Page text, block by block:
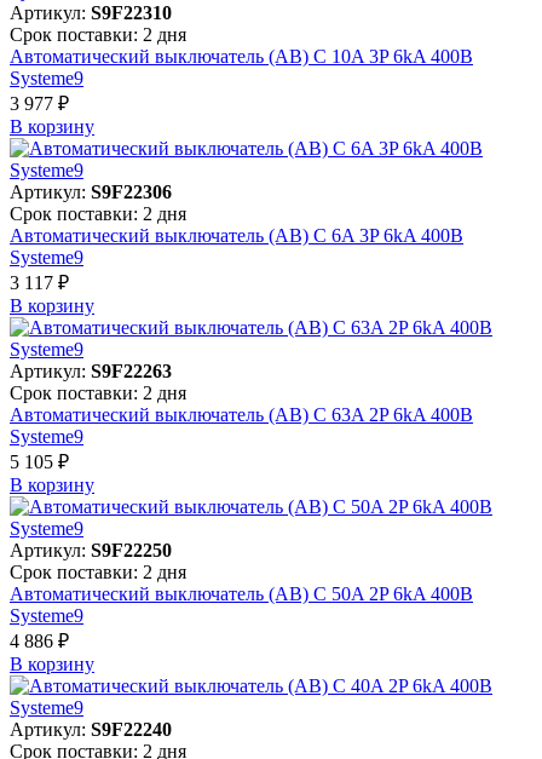
Артикул: S9F22310
Срок поставки: 2 дня
Автоматический выключатель (АВ) C 10A 3P 6kA 400В
Systeme9
3 977 ₽
В корзинy
Артикул: S9F22306
Срок поставки: 2 дня
Автоматический выключатель (АВ) C 6A 3P 6kA 400В
Systeme9
3 117 ₽
В корзинy
Артикул: S9F22263
Срок поставки: 2 дня
Автоматический выключатель (АВ) C 63A 2P 6kA 400В
Systeme9
5 105 ₽
В корзинy
Артикул: S9F22250
Срок поставки: 2 дня
Автоматический выключатель (АВ) C 50A 2P 6kA 400В
Systeme9
4 886 ₽
В корзинy
Артикул: S9F22240
Срок поставки: 2 дня